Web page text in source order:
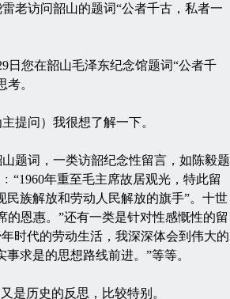
老访问韶山的题词“公者千古，私者一
您在韶山毛泽东纪念馆题词“公者千
。
提问）我很想了解一下。
题词，一类访韶纪念性留言，如陈毅题
年重至毛主席故居观光，特此留
民族解放和劳动人民解放的旗手”。十世
恩惠。”还有一类是针对性感慨性的留
时代的劳动生活，我深深体会到伟大的
求是的思想路线前进。”等等。
历史的反思，比较特别。